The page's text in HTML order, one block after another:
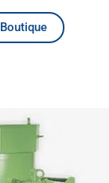
Boutique